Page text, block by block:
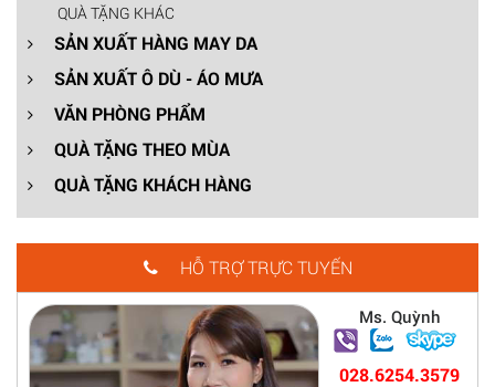
QUÀ TẶNG KHÁC
SẢN XUẤT HÀNG MAY DA
SẢN XUẤT Ô DÙ - ÁO MƯA
VĂN PHÒNG PHẨM
QUÀ TẶNG THEO MÙA
QUÀ TẶNG KHÁCH HÀNG
HỖ TRỢ TRỰC TUYẾN
Ms. Quỳnh
028.6254.3579